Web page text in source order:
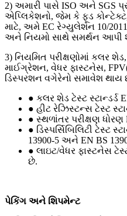
2) અમારી પાસે ISO અને SGS
એપ્લિકેશનો, જેમ કે ફૂડ
માટે, અમે EC રેગ્યુલેશન 10/
અને નિયમો સાથે સમર્થન આપી
3) નિયમિત પરીક્ષણોમાં કલર
માઈગ્રેશન, વેધર ફાસ્ટનેસ,
ડિસ્પરશન વગેરેનો સમાવેશ થાય
● કલર શેડ ટેસ્ટ સ્ટાન્ડર્ડ
● હીટ રેઝિસ્ટન્સ ટેસ્ટ
● સ્થળાંતર પરીક્ષણ
● ડિસ્પર્સિબિલિટી ટેસ્ટ
13900-5 અને EN BS
● લાઇટ/વેધર ફાસ્ટનેસ
છે.
પેકિંગ અને શિપમેન્ટ